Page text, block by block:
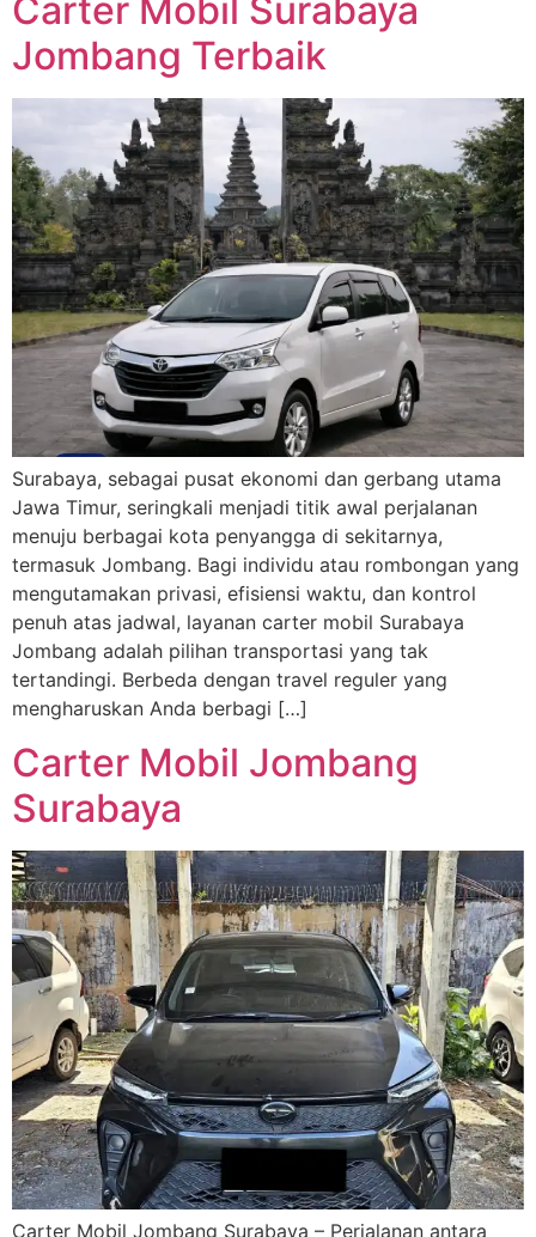
Carter Mobil Surabaya
Jombang Terbaik
Surabaya, sebagai pusat ekonomi dan gerbang utama
Jawa Timur, seringkali menjadi titik awal perjalanan
menuju berbagai kota penyangga di sekitarnya,
termasuk Jombang. Bagi individu atau rombongan yang
mengutamakan privasi, efisiensi waktu, dan kontrol
penuh atas jadwal, layanan carter mobil Surabaya
Jombang adalah pilihan transportasi yang tak
tertandingi. Berbeda dengan travel reguler yang
mengharuskan Anda berbagi […]
Carter Mobil Jombang
Surabaya
Carter Mobil Jombang Surabaya – Perjalanan antara